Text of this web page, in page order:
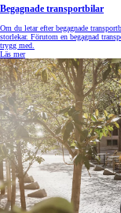
Begagnade transportbilar
Om du letar efter begagnade
storlekar. Förutom en begagnad
trygg med.
Läs mer